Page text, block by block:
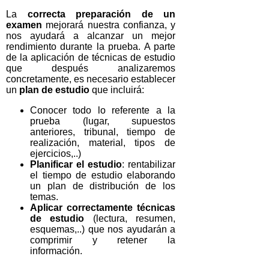
La correcta preparación de un
examen mejorará nuestra confianza, y
nos ayudará a alcanzar un mejor
rendimiento durante la prueba. A parte
de la aplicación de técnicas de estudio
que después analizaremos
concretamente, es necesario establecer
un plan de estudio que incluirá:
Conocer todo lo referente a la
prueba (lugar, supuestos
anteriores, tribunal, tiempo de
realización, material, tipos de
ejercicios,..)
Planificar el estudio: rentabilizar
el tiempo de estudio elaborando
un plan de distribución de los
temas.
Aplicar correctamente técnicas
de estudio (lectura, resumen,
esquemas,..) que nos ayudarán a
comprimir y retener la
información.